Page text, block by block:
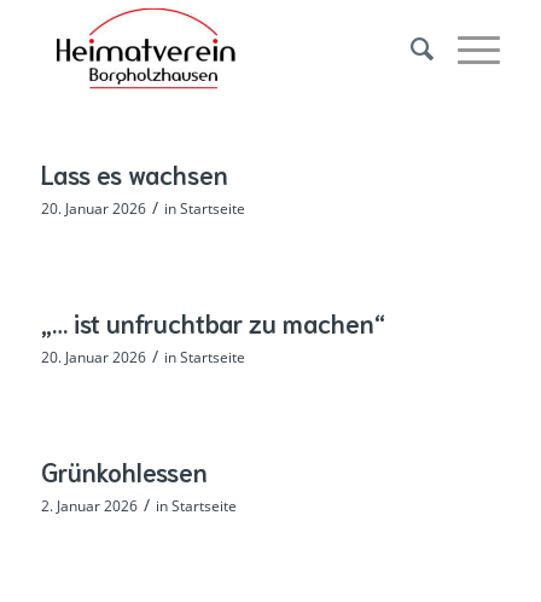
Lass es wachsen
20. Januar 2026 / inStartseite
„… ist unfruchtbar zu machen“
20. Januar 2026 / inStartseite
Grünkohlessen
2. Januar 2026 / inStartseite